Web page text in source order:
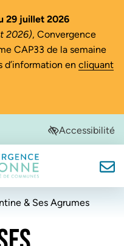
29 juillet 2026
2026), Convergence
CAP33 de la semaine
d’information en cliquant
onglet)
nouvel onglet)Accessibilité
Garonne
& Ses Agrumes